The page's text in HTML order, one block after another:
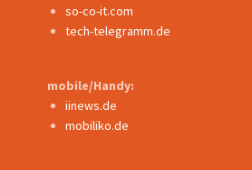
so-co-it.com
tech-telegramm.de
mobile/Handy:
iinews.de
mobiliko.de